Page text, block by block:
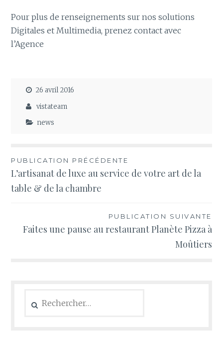
Pour plus de renseignements sur nos solutions
Digitales et Multimedia, prenez contact avec
l’Agence
26 avril 2016
vistateam
news
Navigation
de
PUBLICATION PRÉCÉDENTE
L’artisanat de luxe au service de votre art de la
table & de la chambre
PUBLICATION SUIVANTE
Faites une pause au restaurant Planète Pizza à
Moûtiers